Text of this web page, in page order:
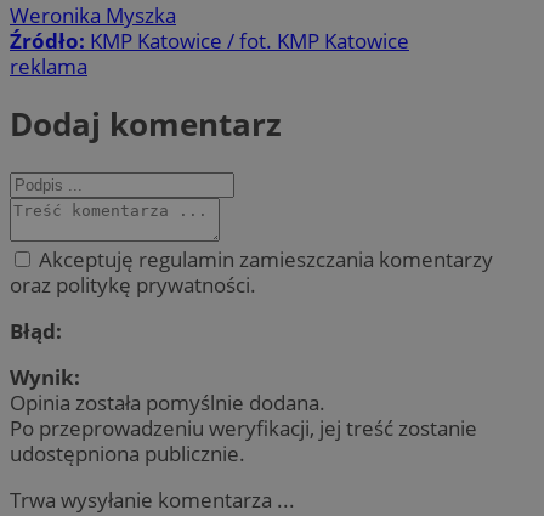
Weronika Myszka
Źródło: KMP Katowice / fot. KMP Katowice
reklama
Dodaj komentarz
Akceptuję regulamin zamieszczania komentarzy
oraz politykę prywatności.
Błąd:
Wynik:
Opinia została pomyślnie dodana.
Po przeprowadzeniu weryfikacji, jej treść zostanie
udostępniona publicznie.
Trwa wysyłanie komentarza ...